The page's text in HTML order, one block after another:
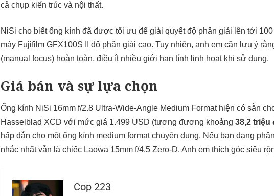
cả chụp kiến trúc và nội thất.
NiSi cho biết ống kính đã được tối ưu để giải quyết độ phân giải lên tới
máy Fujifilm GFX100S II
độ phân giải cao. Tuy nhiên, anh em cần lưu ý
(manual focus) hoàn toàn, điều ít nhiều giới hạn tính linh hoạt khi sử dụng.
Giá bán và sự lựa chọn
Ống kính NiSi 16mm f/2.8 Ultra-Wide-Angle Medium Format hiện có sẵn
Hasselblad XCD với mức giá 1.499 USD (tương đương khoảng 38,2 triệu
hấp dẫn cho một ống kính medium format chuyên dụng. Nếu bạn đang
nhắc nhất vẫn là chiếc Laowa 15mm f/4.5 Zero-D. Anh em thích góc siêu
Cop 223